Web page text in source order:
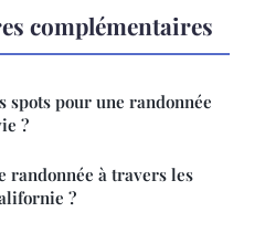
complémentaires
spots pour une randonnée
?
randonnée à travers les
?